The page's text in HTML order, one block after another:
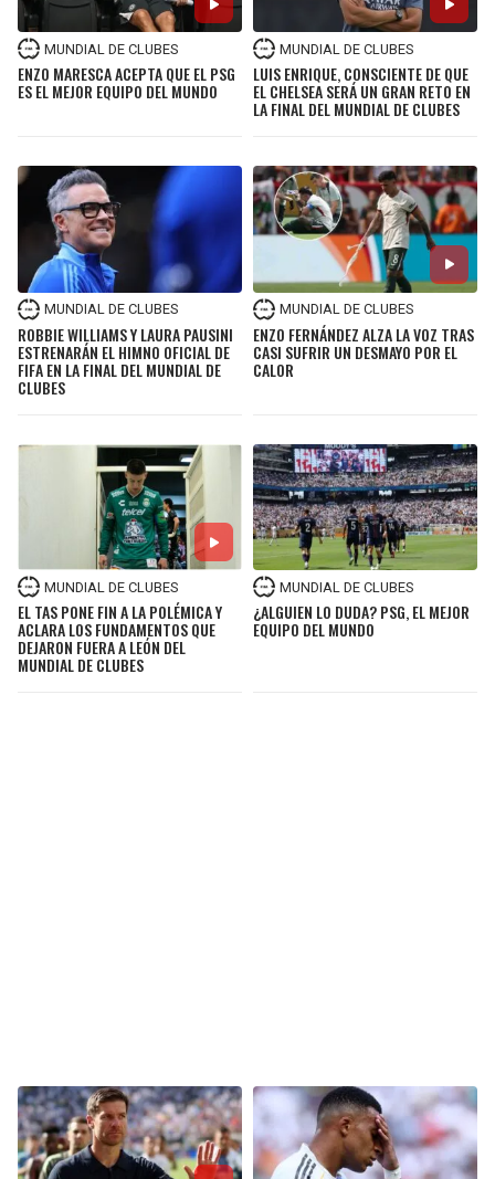
MUNDIAL DE CLUBES
ENZO MARESCA ACEPTA QUE EL PSG
ES EL MEJOR EQUIPO DEL MUNDO
MUNDIAL DE CLUBES
LUIS ENRIQUE, CONSCIENTE DE QUE
EL CHELSEA SERÁ UN GRAN RETO EN
LA FINAL DEL MUNDIAL DE CLUBES
MUNDIAL DE CLUBES
ROBBIE WILLIAMS Y LAURA PAUSINI
ESTRENARÁN EL HIMNO OFICIAL DE
FIFA EN LA FINAL DEL MUNDIAL DE
CLUBES
MUNDIAL DE CLUBES
ENZO FERNÁNDEZ ALZA LA VOZ TRAS
CASI SUFRIR UN DESMAYO POR EL
CALOR
MUNDIAL DE CLUBES
EL TAS PONE FIN A LA POLÉMICA Y
ACLARA LOS FUNDAMENTOS QUE
DEJARON FUERA A LEÓN DEL
MUNDIAL DE CLUBES
MUNDIAL DE CLUBES
¿ALGUIEN LO DUDA? PSG, EL MEJOR
EQUIPO DEL MUNDO